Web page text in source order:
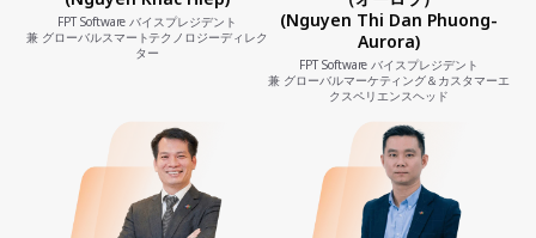
FPT Software バイスプレジデント
兼 グローバルスマートテクノロジーディレク
ター
(Nguyen Thi Dan Phuong-
Aurora)
FPT Software バイスプレジデント
兼 グローバルマーケティング＆カスタマーエ
クスペリエンスヘッド